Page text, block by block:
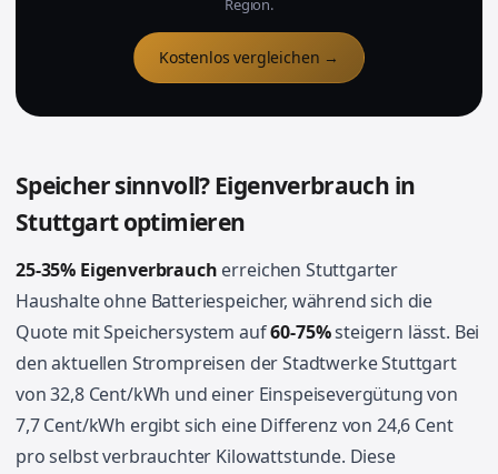
Region.
Kostenlos vergleichen →
Speicher sinnvoll? Eigenverbrauch in
Stuttgart optimieren
25-35% Eigenverbrauch erreichen Stuttgarter
Haushalte ohne Batteriespeicher, während sich die
Quote mit Speichersystem auf60-75%steigern lässt. Bei
den aktuellen Strompreisen der Stadtwerke Stuttgart
von 32,8 Cent/kWh und einer Einspeisevergütung von
7,7 Cent/kWh ergibt sich eine Differenz von 24,6 Cent
pro selbst verbrauchter Kilowattstunde. Diese